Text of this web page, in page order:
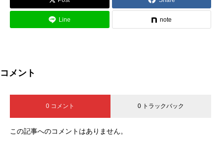
Line note
コメント
0 コメント 0 トラックバック
この記事へのコメントはありません。